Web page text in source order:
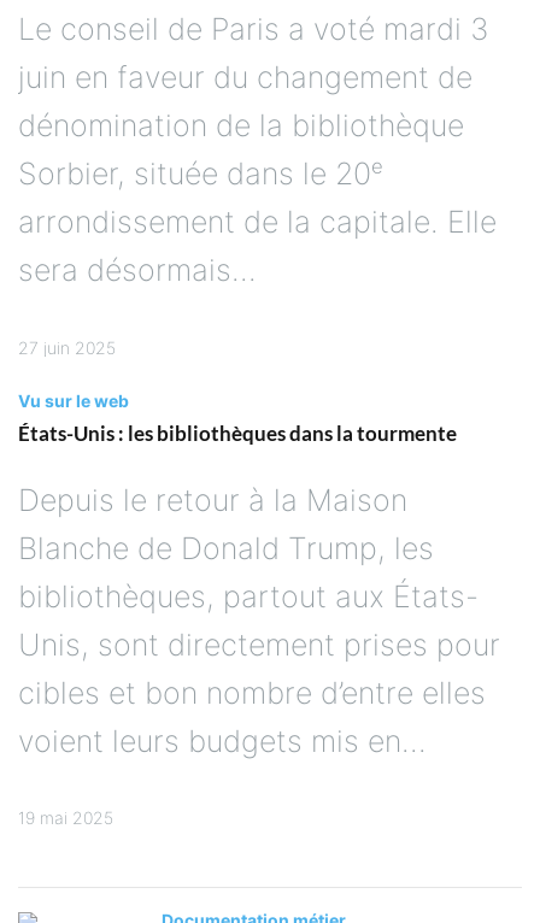
Le conseil de Paris a voté mardi 3
juin en faveur du changement de
dénomination de la bibliothèque
Sorbier, située dans le 20ᵉ
arrondissement de la capitale. Elle
sera désormais...
27 juin 2025
Vu sur le web
États-Unis : les bibliothèques dans la tourmente
Depuis le retour à la Maison
Blanche de Donald Trump, les
bibliothèques, partout aux États-
Unis, sont directement prises pour
cibles et bon nombre d’entre elles
voient leurs budgets mis en...
19 mai 2025